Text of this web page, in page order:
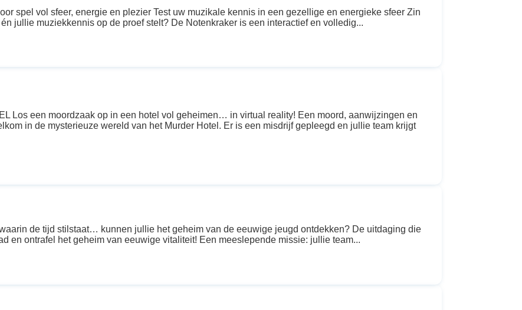
spel vol sfeer, energie en plezier Test uw muzikale kennis in een gezellige en energieke sfeer Zin
jullie muziekkennis op de proef stelt? De Notenkraker is een interactief en volledig...
Los een moordzaak op in een hotel vol geheimen… in virtual reality! Een moord, aanwijzingen en
in de mysterieuze wereld van het Murder Hotel. Er is een misdrijf gepleegd en jullie team krijgt
de tijd stilstaat… kunnen jullie het geheim van de eeuwige jeugd ontdekken? De uitdaging die
en ontrafel het geheim van eeuwige vitaliteit! Een meeslepende missie: jullie team...